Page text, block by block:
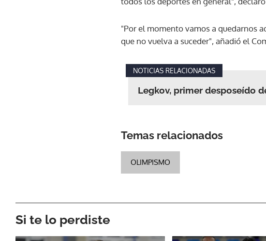
"Por el momento vamos a quedarnos
que no vuelva a suceder", añadió el
NOTICIAS RELACIONADAS
Legkov, primer desposeído
Temas relacionados
OLIMPISMO
Si te lo perdiste